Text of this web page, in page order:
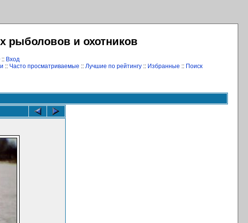
рыболовов и охотников
:: Вход
:: Часто просматриваемые :: Лучшие по рейтингу:: Избранные :: Поиск